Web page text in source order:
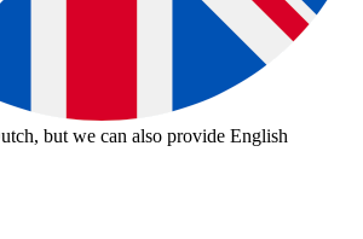
but we can also provide English